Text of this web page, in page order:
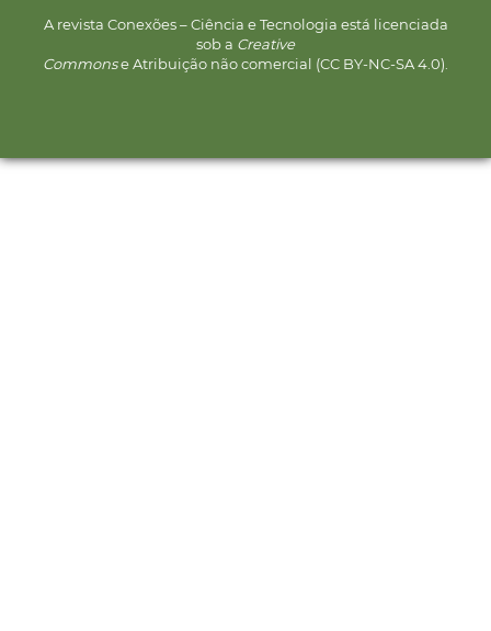
A revista Conexões – Ciência e Tecnologia está licenciada
sob a Creative
Commonse Atribuição não comercial (CC BY-NC-SA 4.0).